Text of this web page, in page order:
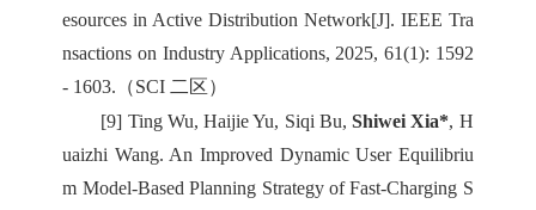
esources in Active Distribution Network[J]. IEEE Tra
nsactions on Industry Applications, 2025, 61(1): 1592
- 1603.（SCI 二区）
[9] Ting Wu, Haijie Yu, Siqi Bu,Shiwei Xia*, H
uaizhi Wang. An Improved Dynamic User Equilibriu
m Model-Based Planning Strategy of Fast-Charging S